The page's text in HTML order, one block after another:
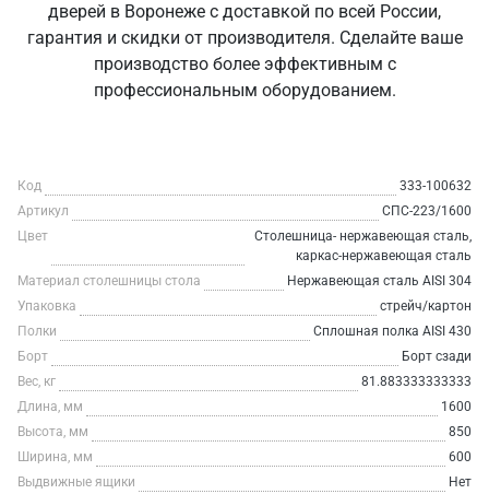
дверей в Воронеже с доставкой по всей России,
гарантия и скидки от производителя. Сделайте ваше
производство более эффективным с
профессиональным оборудованием.
Код
333-100632
Артикул
СПС-223/1600
Цвет
Столешница- нержавеющая сталь,
каркас-нержавеющая сталь
Материал столешницы стола
Нержавеющая сталь AISI 304
Упаковка
стрейч/картон
Полки
Сплошная полка AISI 430
Борт
Борт сзади
Вес, кг
81.883333333333
Длина, мм
1600
Высота, мм
850
Ширина, мм
600
Выдвижные ящики
Нет